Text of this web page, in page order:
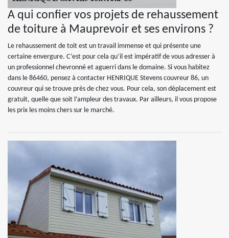
A qui confier vos projets de rehaussement
de toiture à Mauprevoir et ses environs ?
Le rehaussement de toit est un travail immense et qui présente une
certaine envergure. C’est pour cela qu’il est impératif de vous adresser à
un professionnel chevronné et aguerri dans le domaine. Si vous habitez
dans le 86460, pensez à contacter HENRIQUE Stevens couvreur 86, un
couvreur qui se trouve près de chez vous. Pour cela, son déplacement est
gratuit, quelle que soit l’ampleur des travaux. Par ailleurs, il vous propose
les prix les moins chers sur le marché.